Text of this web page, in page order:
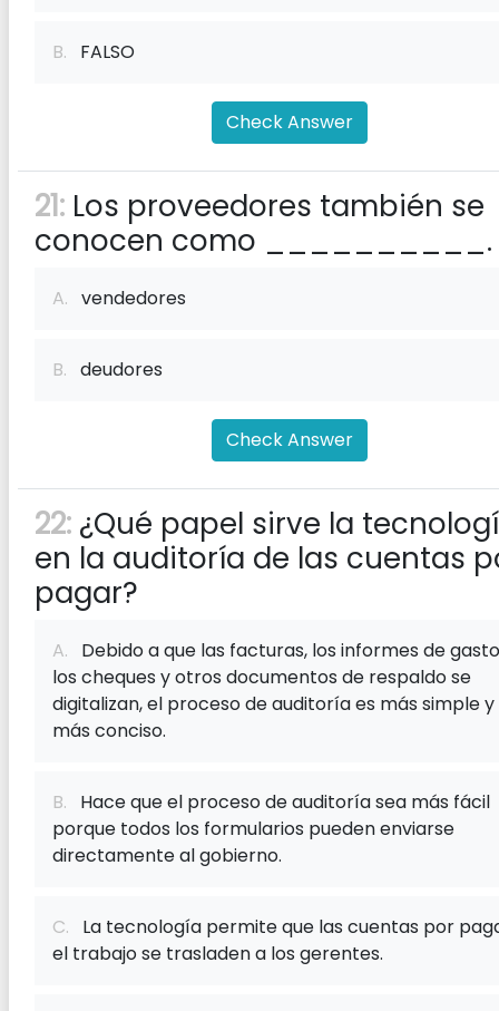
B. FALSO
Check Answer
21: Los proveedores también se
conocen como __________.
A. vendedores
B. deudores
Check Answer
22: ¿Qué papel sirve la
en la auditoría de las cuentas
pagar?
A. Debido a que las facturas, los informes de
los cheques y otros documentos de respaldo se
digitalizan, el proceso de auditoría es más simple y
más conciso.
B. Hace que el proceso de auditoría sea más fácil
porque todos los formularios pueden enviarse
directamente al gobierno.
C. La tecnología permite que las cuentas por
el trabajo se trasladen a los gerentes.